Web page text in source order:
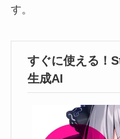
す。
すぐに使える！
生成AI